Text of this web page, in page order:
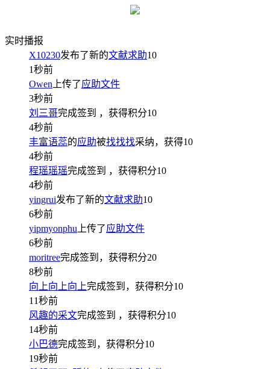
实时播报
X10230发布了新的文献求助10
1秒前
Owen 上传了应助文件
3秒前
刘三哥完成签到 ，获得积分10
4秒前
丰富语蕊的应助被找找找采纳，获得10
4秒前
程瑶瑶瑶完成签到 ，获得积分10
4秒前
yingrui发布了新的文献求助10
6秒前
yipmyonphu 上传了应助文件
6秒前
moritree完成签到，获得积分20
8秒前
向上向上向上完成签到，获得积分10
11秒前
风趣的采文完成签到 ，获得积分10
14秒前
小巴德完成签到，获得积分10
19秒前